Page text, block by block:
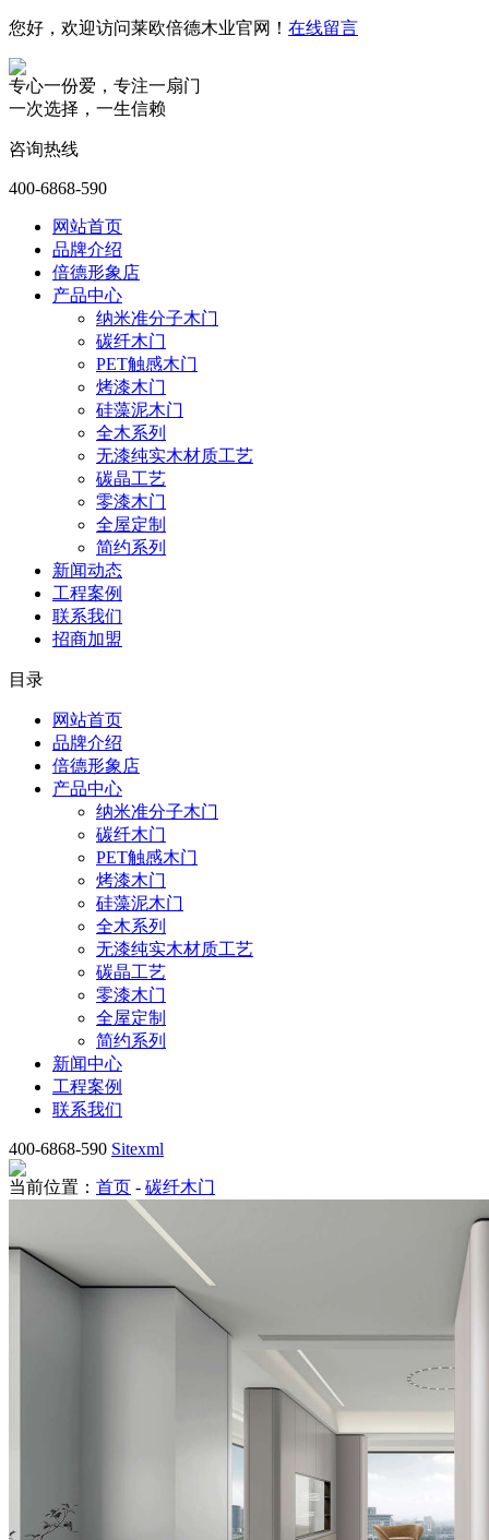
您好，欢迎访问莱欧倍德木业官网！ 在线留言
专心一份爱，专注一扇门
一次选择，一生信赖
咨询热线
400-6868-590
网站首页
品牌介绍
倍德形象店
产品中心
纳米准分子木门
碳纤木门
PET触感木门
烤漆木门
硅藻泥木门
全木系列
无漆纯实木材质工艺
碳晶工艺
零漆木门
全屋定制
简约系列
新闻动态
工程案例
联系我们
招商加盟
目录
网站首页
品牌介绍
倍德形象店
产品中心
纳米准分子木门
碳纤木门
PET触感木门
烤漆木门
硅藻泥木门
全木系列
无漆纯实木材质工艺
碳晶工艺
零漆木门
全屋定制
简约系列
新闻中心
工程案例
联系我们
400-6868-590 Sitexml
当前位置： 首页 - 碳纤木门